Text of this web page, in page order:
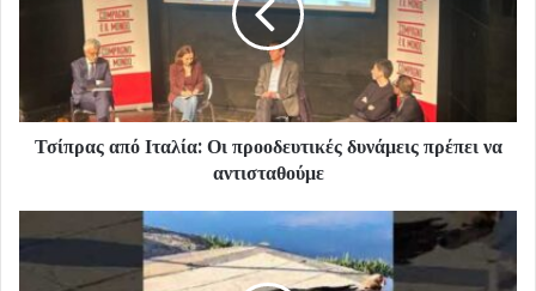
Τσίπρας από Ιταλία: Οι προοδευτικές δυνάμεις πρέπει να
αντισταθούμε